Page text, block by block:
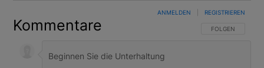
Kommentare FOLGE DIESER
FOLGEN
ANMELDEN REGISTRIEREN